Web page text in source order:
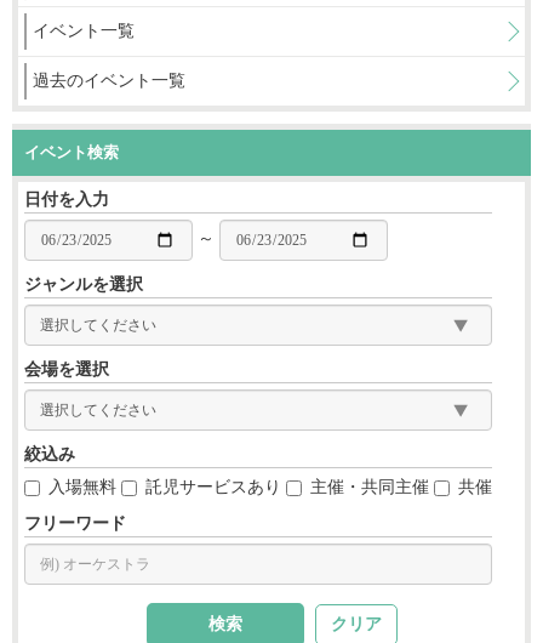
イベント一覧
過去のイベント一覧
イベント検索
日付を入力
～
ジャンルを選択
会場を選択
絞込み
入場無料
託児サービスあり 主催・共同主催 共催
フリーワード
クリア